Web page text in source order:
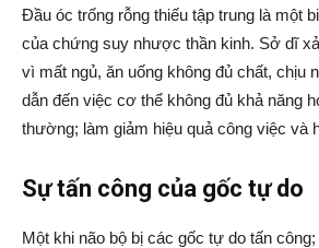
Đầu óc trống rỗng thiếu tập trung là một
của chứng suy nhược thần kinh. Sở dĩ
vì mất ngủ, ăn uống không đủ chất, chịu
dẫn đến việc cơ thể không đủ khả năng
thường; làm giảm hiệu quả công việc và
Sự tấn công của gốc tự do
Một khi não bộ bị các gốc tự do tấn